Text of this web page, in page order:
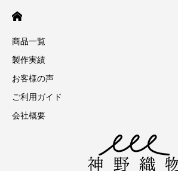
商品一覧
製作実績
お客様の声
ご利用ガイド
会社概要